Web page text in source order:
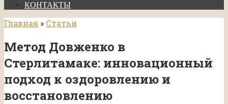
КОНТАКТЫ
Главная » Статьи
Метод Довженко в
Стерлитамаке: инновационный
подход к оздоровлению и
восстановлению